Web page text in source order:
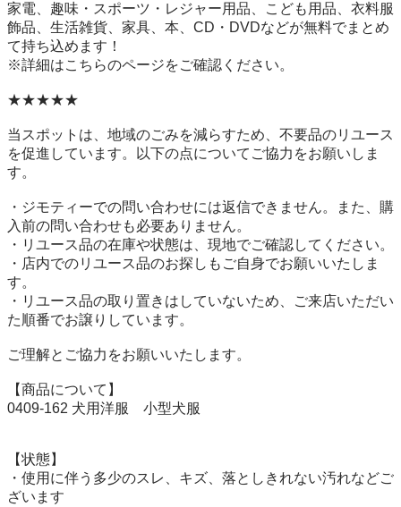
家電、趣味・スポーツ・レジャー用品、こども用品、衣料服
飾品、生活雑貨、家具、本、CD・DVDなどが無料でまとめ
て持ち込めます！
※詳細はこちらのページをご確認ください。
★★★★★
当スポットは、地域のごみを減らすため、不要品のリユース
を促進しています。以下の点についてご協力をお願いしま
す。
・ジモティーでの問い合わせには返信できません。また、購
入前の問い合わせも必要ありません。
・リユース品の在庫や状態は、現地でご確認してください。
・店内でのリユース品のお探しもご自身でお願いいたしま
す。
・リユース品の取り置きはしていないため、ご来店いただい
た順番でお譲りしています。
ご理解とご協力をお願いいたします。
【商品について】
0409-162 犬用洋服　小型犬服
【状態】
・使用に伴う多少のスレ、キズ、落としきれない汚れなどご
ざいます